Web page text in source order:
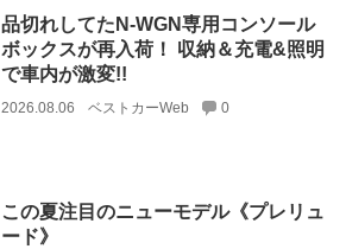
品切れしてたN-WGN専用コンソール
ボックスが再入荷！ 収納＆充電&照明
で車内が激変!!
2026.08.06 ベストカーWeb 0
この夏注目のニューモデル《プレリュ
ード》